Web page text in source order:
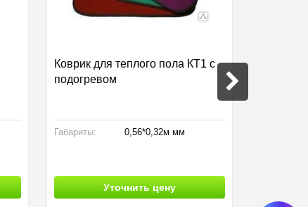
Коврик для теплого пола КТ1 с
подогревом
Габариты: 0,56*0,32м мм
Уточнить цену